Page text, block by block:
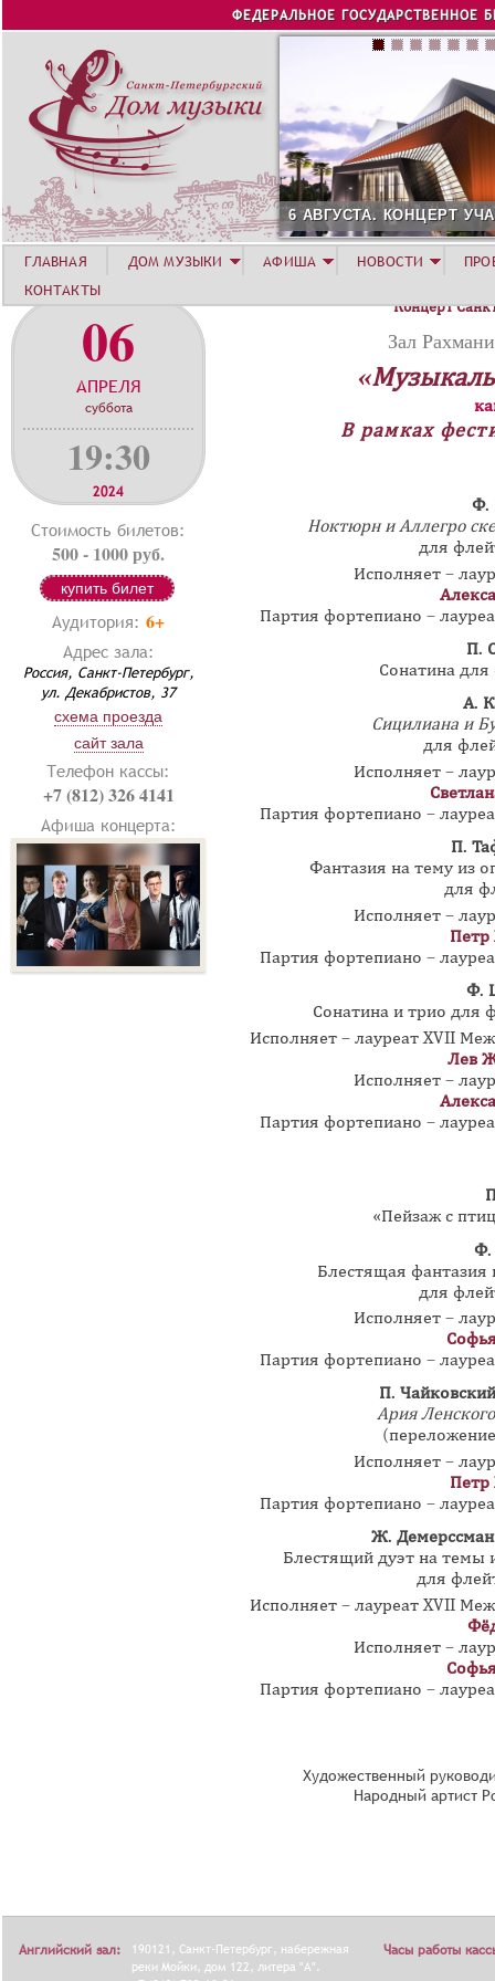
Jump to navigation
ФЕДЕРАЛЬНОЕ ГОСУДАРСТВЕННОЕ
6 АВГУСТА. КОНЦЕРТ
06
АПРЕЛЯ
суббота
19:30
2024
Стоимость билетов:
500 - 1000 руб.
купить билет
Аудитория: 6+
Адрес зала:
Россия, Санкт-Петербург,
ул. Декабристов, 37
схема проезда
сайт зала
Телефон кассы:
+7 (812) 326 4141
Афиша концерта:
Концерт
Зал
В рамках
Ф.
Ноктюрн и Аллегро
для
Исполняет –
Партия фортепиано –
П.
Сонатина
А.
Сицилиана и
для
Исполняет –
Партия фортепиано –
П.
Фантазия на тему из
для
Исполняет –
Петр
Партия фортепиано –
Ф.
Сонатина и трио для
Исполняет – лауреат XVII
Лев
Исполняет –
Партия фортепиано –
«Пейзаж с
Ф.
Блестящая
для
Исполняет –
Партия фортепиано –
П. Чайковский
Ария
Исполняет –
Петр
Партия фортепиано –
Ж.
Блестящий дуэт на темы
для
Исполняет – лауреат XVII
Исполняет –
Партия фортепиано –
Художественный
Народный артист
ГЛАВНАЯ ДОМ МУЗЫКИ АФИША НОВОСТИ
КОНТАКТЫ
Английский зал:
190121, Санкт-Петербург, набережная
реки Мойки, дом 122, литера "А".
Часы работы